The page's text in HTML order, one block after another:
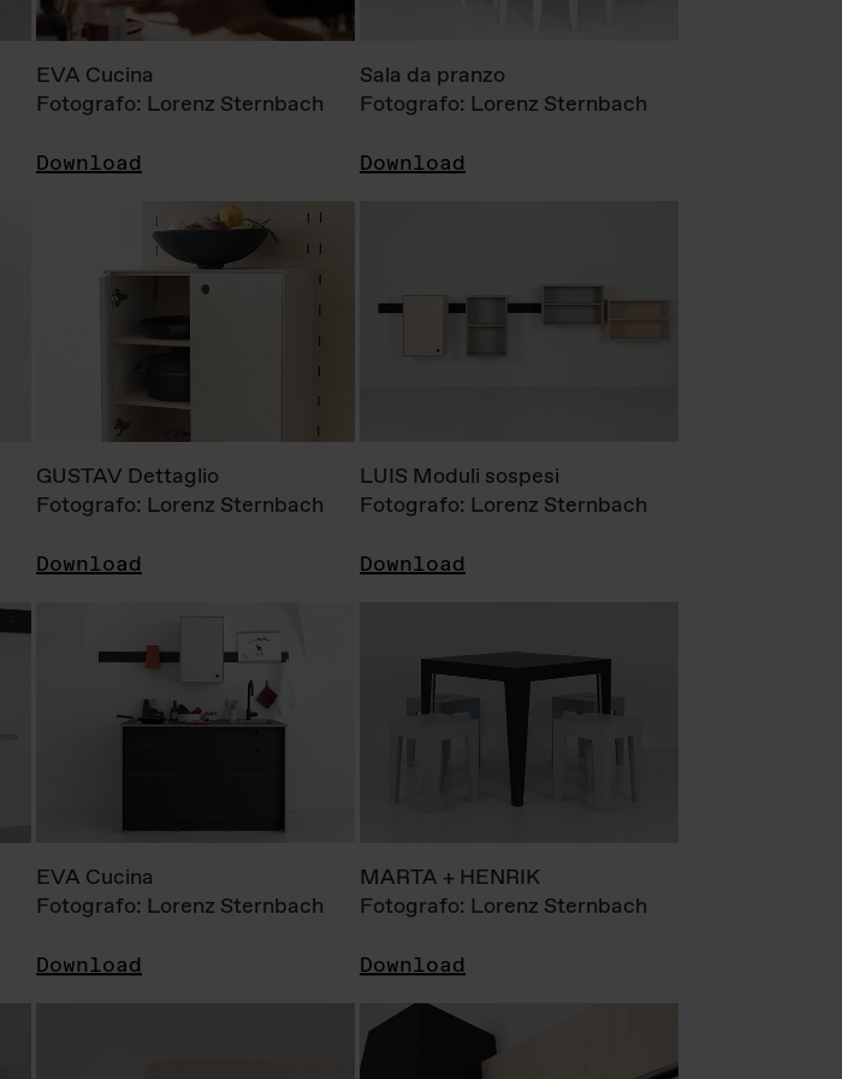
EVA Cucina
Fotografo: Lorenz Sternbach
Download
Sala da pranzo
Fotografo: Lorenz Sternbach
Download
GUSTAV Dettaglio
Fotografo: Lorenz Sternbach
Download
LUIS Moduli sospesi
Fotografo: Lorenz Sternbach
Download
EVA Cucina
Fotografo: Lorenz Sternbach
Download
MARTA + HENRIK
Fotografo: Lorenz Sternbach
Download